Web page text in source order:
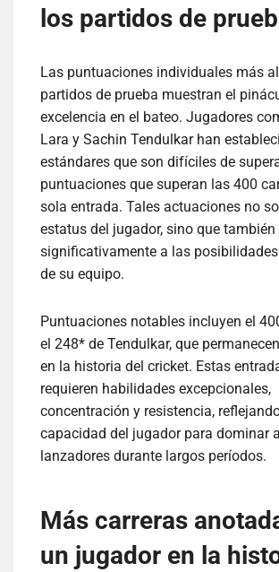
los partidos de
Las puntuaciones individuales más
partidos de prueba muestran el
excelencia en el bateo. Jugadores
Lara y Sachin Tendulkar han
estándares que son difíciles de
puntuaciones que superan las 400
sola entrada. Tales actuaciones no
estatus del jugador, sino que
significativamente a las
de su equipo.
Puntuaciones notables incluyen el
el 248* de Tendulkar, que
en la historia del cricket. Estas
requieren habilidades excepcionales,
concentración y resistencia,
capacidad del jugador para dominar
lanzadores durante largos períodos.
Más carreras
un jugador en la